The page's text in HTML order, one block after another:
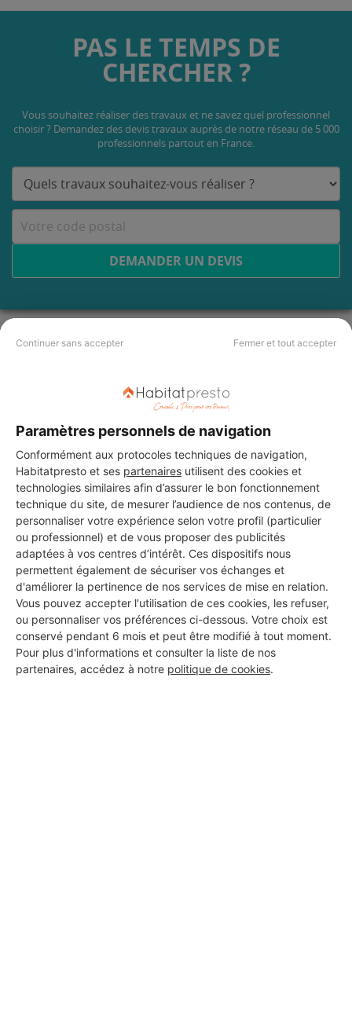
Continuer sans accepter Fermer et tout accepter
Paramètres personnels de navigation
Conformément aux protocoles techniques de navigation,
Habitatpresto et ses partenaires utilisent des cookies et
technologies similaires afin d’assurer le bon fonctionnement
technique du site, de mesurer l’audience de nos contenus, de
personnaliser votre expérience selon votre profil (particulier
ou professionnel) et de vous proposer des publicités
adaptées à vos centres d’intérêt. Ces dispositifs nous
permettent également de sécuriser vos échanges et
d'améliorer la pertinence de nos services de mise en relation.
Vous pouvez accepter l'utilisation de ces cookies, les refuser,
ou personnaliser vos préférences ci-dessous. Votre choix est
conservé pendant 6 mois et peut être modifié à tout moment.
Pour plus d'informations et consulter la liste de nos
partenaires, accédez à notre politique de cookies.
PAS LE TEMPS DE
CHERCHER ?
Vous souhaitez réaliser des travaux et ne savez quel professionnel
choisir ? Demandez des devis travaux auprès de notre réseau de 5 000
professionnels partout en France.
DEMANDER UN DEVIS
Les 3 autres Carreleurs pour
Multi-service bâtiment
Buxerolles
7 ans d'expérience
Voir sa fiche
MONSIEUR EL ADNAN TOUHAMI
Buxerolles
7 ans d'expérience